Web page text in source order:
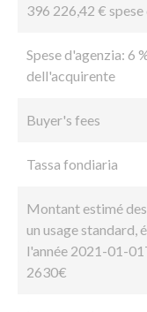
396 226,42 €
Spese d'agenzia: 6
dell'acquirente
Buyer's fees
Tassa fondiaria
Montant estimé
un usage standard,
l'année 2021-01-
2630€